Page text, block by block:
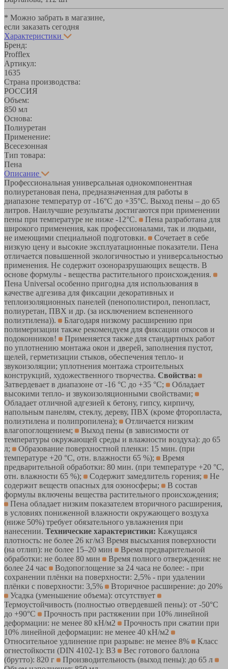
* Можно забрать в магазине,
если заказать сегодня
Характеристики
Бренд:
Profflex
Артикул:
1635
Страна производства:
РОССИЯ
Объем:
850 мл
Основа:
Полиуретан
Применение:
Всесезонная
Тип товара:
Пена
Описание
Профессиональная универсальная однокомпонентная
полиуретановая пена, предназначенная для работы в
диапазоне температур от -16°С до +35°С. Выход пены – до 65
литров. Наилучшие результаты достигаются при применении
пены при температуре не ниже -12°С.
Пена разработана для
широкого применения, как профессионалами, так и людьми,
не имеющими специальной подготовки.
Сочетает в себе
низкую цену и высокие эксплуатационные показатели. Пена
отличается повышенной экологичностью и универсальностью
применения. Не содержит озоноразрушающих веществ. В
основе формулы - вещества растительного происхождения.
Пена Universal особенно пригодна для использования в
качестве адгезива для фиксации декоративных и
теплоизоляционных панелей (пенополистирол, пенопласт,
полиуретан, ПВХ и др. (за исключением вспененного
полиэтилена)).
Благодаря низкому расширению при
полимеризации также рекомендуем для фиксации откосов и
подоконников!
Применяется также для стандартных работ
по уплотнению монтажа окон и дверей, заполнения пустот,
щелей, герметизации стыков, обеспечения тепло- и
звукоизоляции; уплотнения монтажа строительных
конструкций, художественного творчества. Свойства:
Затвердевает в диапазоне от -16 °С до +35 °С;
Обладает
высокими тепло- и звукоизоляционными свойствами;
Обладает отличной адгезией к бетону, гипсу, кирпичу,
напольным панелям, стеклу, дереву, ПВХ (кроме фторопласта,
полиэтилена и полипропилена);
Отличается низким
влагопоглощением;
Выход пены (в зависимости от
температуры окружающей среды и влажности воздуха): до 65
л;
Образование поверхностной пленки: 15 мин. (при
температуре +20 °С, отн. влажности 65 %);
Время
предварительной обработки: 80 мин. (при температуре +20 °С,
отн. влажности 65 %);
Содержит замедлитель горения;
Не
содержит веществ опасных для озоносферы;
В состав
формулы включены вещества растительного происхождения;
Пена обладает низким показателем вторичного расширения,
в условиях пониженной влажности окружающего воздуха
(ниже 50%) требует обязательного увлажнения при
нанесении. Технические характеристики: Кажущаяся
плотность: не более 26 кг/м3 Время высыхания поверхности
(на отлип): не более 15–20 мин
Время предварительной
обработки: не более 80 мин
Время полного отверждения: не
более 24 час
Водопоглощение за 24 часа не более: - при
сохранении плёнки на поверхности: 2,5% - при удалении
плёнки с поверхности: 3,5%
Вторичное расширение: до 20%
Усадка (уменьшение объема): отсутствует
Термоустойчивость (полностью отвердевшей пены): от -50°С
до +90°С
Прочность при растяжении при 10% линейной
деформации: не менее 80 кН/м2
Прочность при сжатии при
10% линейной деформации: не менее 40 кН/м2
Относительное удлинение при разрыве: не менее 8%
Класс
огнестойкости (DIN 4102-1): B3
Вес готового баллона
(брутто): 820 г
Производительность (выход пены): до 65 л